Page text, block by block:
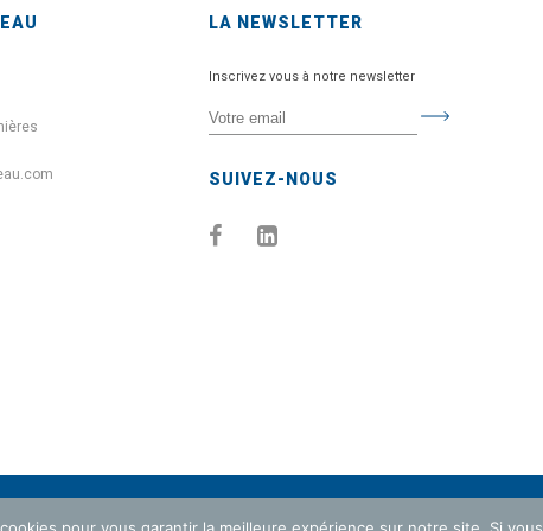
LA NEWSLETTER
Inscrivez vous à notre newsletter
SUIVEZ-NOUS